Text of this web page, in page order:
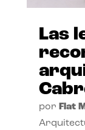
Las
por Flat